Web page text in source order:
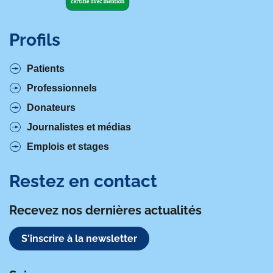
Profils
Patients
Professionnels
Donateurs
Journalistes et médias
Emplois et stages
Restez en contact
Recevez nos dernières actualités
S'inscrire à la newsletter